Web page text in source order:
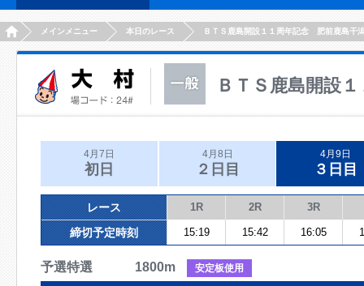
HOMEメインメニュー 本日のレース ＢＴＳ鹿島開設１１周年記念 肥前鹿島干
ＢＴＳ鹿島開設
4月7日
初日
4月8日
２日目
4月9日
３日目
レース 1R 2R 3R
締切予定時刻 15:19 15:42 16:05
予選特選 1800m 安定板使用